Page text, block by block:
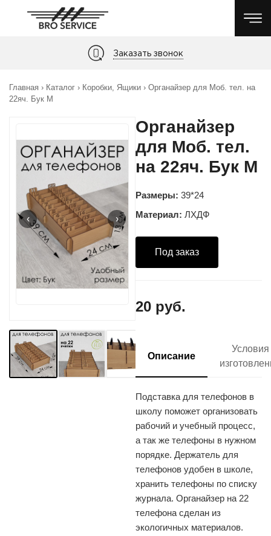
Заказать звонок
Главная › Каталог › Коробки, Ящики › Органайзер для Моб. тел. на
22яч. Бук М
‹ ›
Органайзер
для Моб. тел.
на 22яч. Бук М
Размеры: 39*24
Материал: ЛХДФ
Под заказ
20 руб.
Описание
Условия
Подставка для телефонов в
школу поможет организовать
рабочий и учебный процесс,
а так же телефоны в нужном
порядке. Держатель для
телефонов удобен в школе,
хранить телефоны по списку
журнала. Органайзер на 22
телефона сделан из
экологичных материалов.